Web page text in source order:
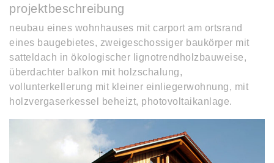
projektbeschreibung
neubau eines wohnhauses mit carport am ortsrand
eines baugebietes, zweigeschossiger baukörper mit
satteldach in ökologischer lignotrendholzbauweise,
überdachter balkon mit holzschalung,
vollunterkellerung mit kleiner einliegerwohnung, mit
holzvergaserkessel beheizt, photovoltaikanlage.